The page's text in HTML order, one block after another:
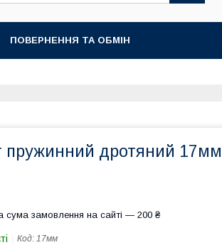
ПОВЕРНЕННЯ ТА ОБМІН
пружинний дротяний 17мм
сума замовлення на сайті — 200 ₴
Код: 17мм